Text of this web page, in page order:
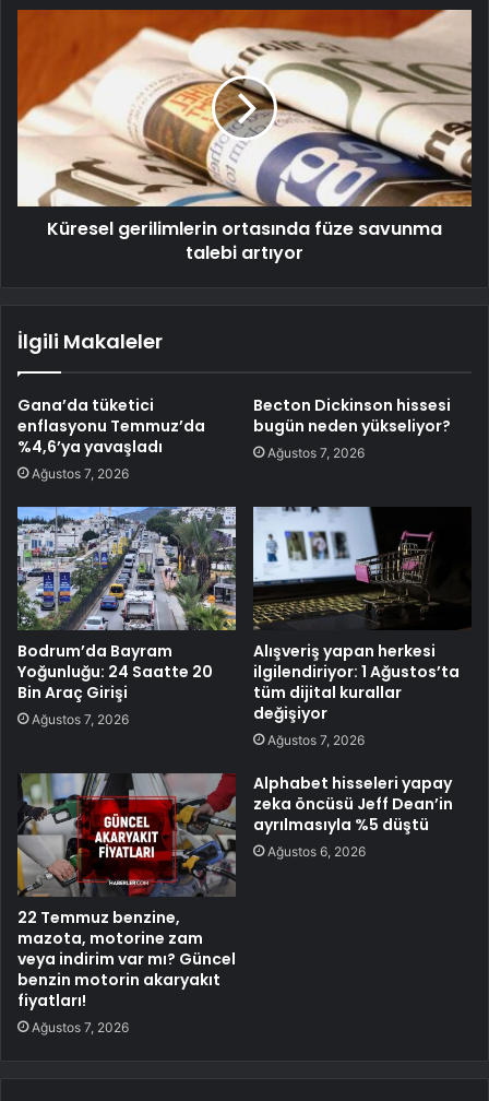
Küresel gerilimlerin ortasında füze savunma
talebi artıyor
İlgili Makaleler
Gana’da tüketici
enflasyonu Temmuz’da
%4,6’ya yavaşladı
Ağustos 7, 2026
Becton Dickinson hissesi
bugün neden yükseliyor?
Ağustos 7, 2026
Bodrum’da Bayram
Yoğunluğu: 24 Saatte 20
Bin Araç Girişi
Ağustos 7, 2026
Alışveriş yapan herkesi
ilgilendiriyor: 1 Ağustos’ta
tüm dijital kurallar
değişiyor
Ağustos 7, 2026
22 Temmuz benzine,
mazota, motorine zam
veya indirim var mı? Güncel
benzin motorin akaryakıt
fiyatları!
Ağustos 7, 2026
Alphabet hisseleri yapay
zeka öncüsü Jeff Dean’in
ayrılmasıyla %5 düştü
Ağustos 6, 2026